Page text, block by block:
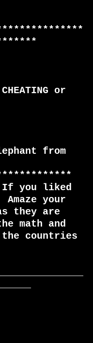
or
from
If you liked
your
they are
math and
the countries